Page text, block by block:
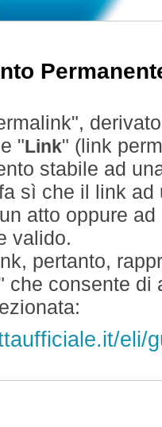
" Link" (link
stabile ad
sì che il link
atto oppure
valido.
pertanto,
che consente
eli/